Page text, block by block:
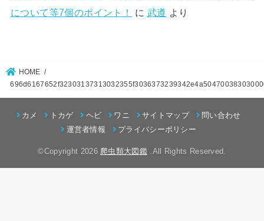
について等7個のポイント！
に 武遵 より
HOME
カメ トカゲ ヘビ ワニ サイトマップ
問い合わせ
運営者情報
プライバシーポリシー
©Copyright 2026 爬虫類大図鑑 .All Rights Reserved.